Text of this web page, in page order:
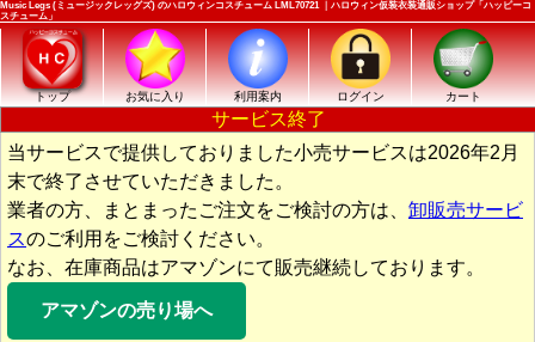
Music Legs (ミュージックレッグズ) のハロウィンコスチューム LML70721 ｜ハロウィン仮装衣装通販ショップ「ハッピーコ
スチューム」
トップ お気に入り 利用案内 ログイン カート
サービス終了
当サービスで提供しておりました小売サービスは2026年2月
末で終了させていただきました。
業者の方、まとまったご注文をご検討の方は、 卸販売サービ
スのご利用をご検討ください。
なお、在庫商品はアマゾンにて販売継続しております。
アマゾンの売り場へ